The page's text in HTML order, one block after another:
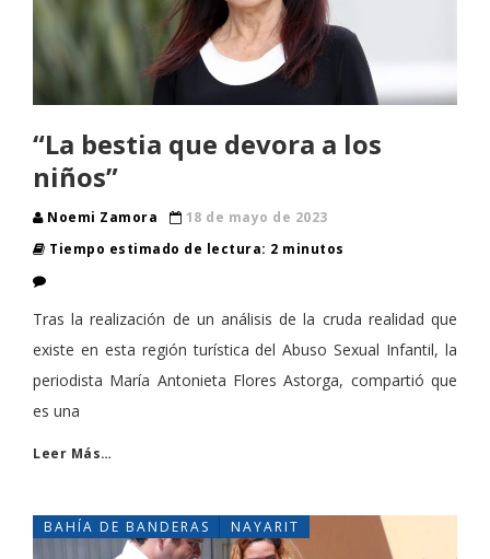
“La bestia que devora a los
niños”
Noemi Zamora
18 de mayo de 2023
Tiempo estimado de lectura: 2 minutos
Tras la realización de un análisis de la cruda realidad que
existe en esta región turística del Abuso Sexual Infantil, la
periodista María Antonieta Flores Astorga, compartió que
es una
Leer Más…
BAHÍA DE BANDERAS NAYARIT